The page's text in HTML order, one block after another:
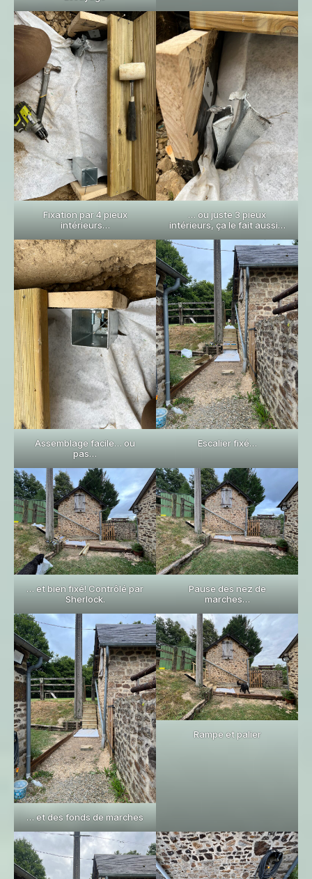
Fixation par 4 pieux
intérieurs…
… ou juste 3 pieux
intérieurs, ça le fait aussi…
Assemblage facile… ou
pas…
Escalier fixé…
… et bien fixé! Contrôlé par
Sherlock.
Pause des nez de
marches…
… et des fonds de marches
Rampe et palier